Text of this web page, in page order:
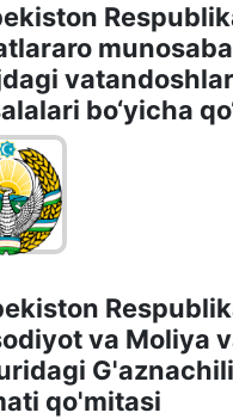
vatandoshlar
bo‘yicha
vа Moliya
qo'mitasi